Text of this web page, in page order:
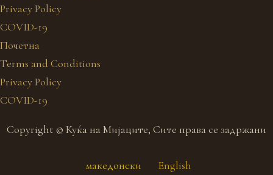
Privacy Policy
COVID-19
Почетна
Terms and Conditions
Privacy Policy
COVID-19
Copyright © Куќа на Мијаците, Сите права се задржани
македонски English